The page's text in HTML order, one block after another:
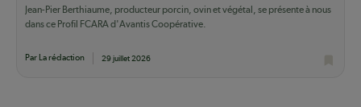
Jean-Pier Berthiaume, producteur porcin, ovin et végétal, se présente à nous
dans ce Profil FCARA d'Avantis Coopérative.
Par La rédaction 29 juillet 2026